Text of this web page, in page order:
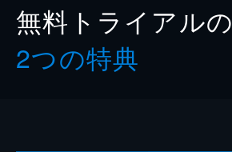
無料トライアルの
2つの特典